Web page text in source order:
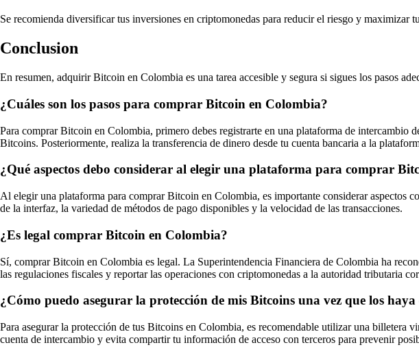
Se recomienda diversificar tus inversiones en criptomonedas para reducir el riesgo y maximizar
Conclusion
En resumen, adquirir Bitcoin en Colombia es una tarea accesible y segura si sigues los pasos
¿Cuáles son los pasos para comprar Bitcoin en Colombia?
Para comprar Bitcoin en Colombia, primero debes registrarte en una plataforma de
Bitcoins. Posteriormente, realiza la transferencia de dinero desde tu cuenta bancaria a la
¿Qué aspectos debo considerar al elegir una plataforma para comprar
Al elegir una plataforma para comprar Bitcoin en Colombia, es importante considerar aspectos
de la interfaz, la variedad de métodos de pago disponibles y la velocidad de las transacciones.
¿Es legal comprar Bitcoin en Colombia?
Sí, comprar Bitcoin en Colombia es legal. La Superintendencia Financiera de Colombia ha
las regulaciones fiscales y reportar las operaciones con criptomonedas a la autoridad tributaria
¿Cómo puedo asegurar la protección de mis Bitcoins una vez que los
Para asegurar la protección de tus Bitcoins en Colombia, es recomendable utilizar una billetera
cuenta de intercambio y evita compartir tu información de acceso con terceros para prevenir